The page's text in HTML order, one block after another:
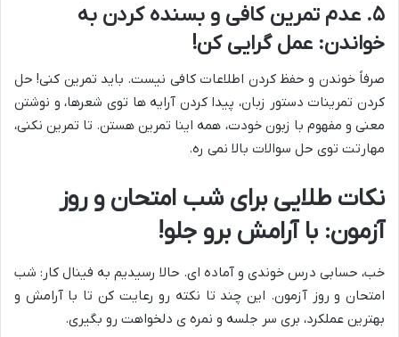
۵. عدم تمرین کافی و بسنده کردن به
خواندن: عمل گرایی کن!
صرفاً خوندن و حفظ کردن اطلاعات کافی نیست. باید تمرین کنی! حل
کردن تمرینات دستور زبان، پیدا کردن آرایه ها توی شعرها، و نوشتن
معنی و مفهوم با زبون خودت، همه اینا تمرین هستن. تا تمرین نکنی،
مهارتت توی حل سوالات بالا نمی ره.
نکات طلایی برای شب امتحان و روز
آزمون: با آرامش برو جلو!
خب، حسابی درس خوندی و آماده ای. حالا رسیدیم به فینال کار: شب
امتحان و روز آزمون. این چند تا نکته رو رعایت کن تا با آرامش و
بهترین عملکرد، بری سر جلسه و نمره ی دلخواهت رو بگیری.